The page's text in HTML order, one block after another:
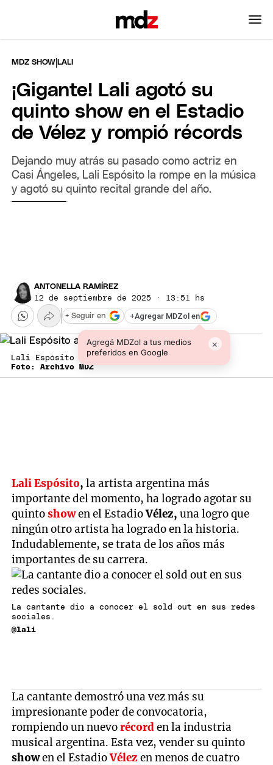
MDZ SHOW |LALI
¡Gigante! Lali agotó su
quinto show en el Estadio
de Vélez y rompió récords
Dejando muy atrás su pasado como actriz en
Casi Ángeles, Lali Espósito la rompe en la música
y agotó su quinto recital grande del año.
ANTONELLA RAMÍREZ
12 de septiembre de 2025 · 13:51 hs
+Agregar MDZol en
Agregá MDZol a tus medios
preferidos en Google
×
+ Seguir en
Lali Espósito agotó un nuevo Vélez. / @lali
Foto: Archivo MDZ
Lali Espósito, la artista argentina más
importante del momento, ha logrado agotar su
quintoshowen el EstadioVélez, una logro que
ningún otro artista ha logrado en la historia.
Indudablemente, se trata de los años más
importantes de su carrera.
La cantante dio a conocer el sold out en sus redes
sociales.
@lali
La cantante demostró una vez más su
impresionante poder de convocatoria,
rompiendo un nuevorécorden la industria
musical argentina. Esta vez, vender su quinto
showen el EstadioVélez en menos de cuatro